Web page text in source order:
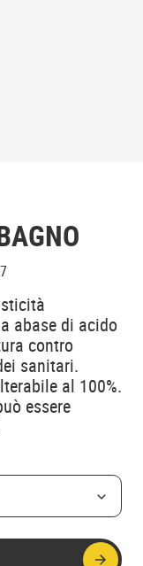
abase di acido
contro
sanitari.
al 100%.
essere